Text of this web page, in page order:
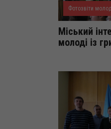
Фотозвіти
Міський